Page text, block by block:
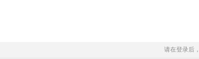
请在登录后